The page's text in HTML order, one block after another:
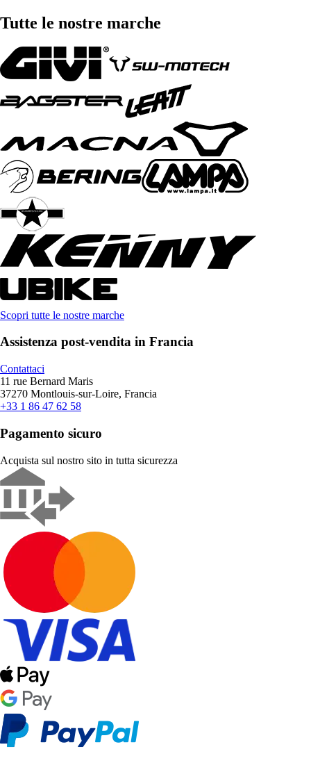
Tutte le nostre marche
Scopri tutte le nostre marche
Assistenza post-vendita in Francia
Contattaci
11 rue Bernard Maris
37270 Montlouis-sur-Loire, Francia
+33 1 86 47 62 58
Pagamento sicuro
Acquista sul nostro sito in tutta sicurezza